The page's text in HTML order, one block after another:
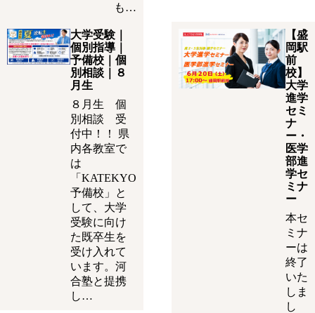
も…
大学受験｜
個別指導｜
予備校｜個
別相談｜８
月生
８月生 個
別相談 受
付中！！ 県
内各教室で
は
「KATEKYO
予備校」と
して、大学
受験に向け
た既卒生を
受け入れて
います。河
合塾と提携
し…
【盛
岡駅
前
校】
大学
進学
セミ
ナ
ー・
医学
部進
学セ
ミナ
ー
本セ
ミナ
ーは
終了
いた
しま
し